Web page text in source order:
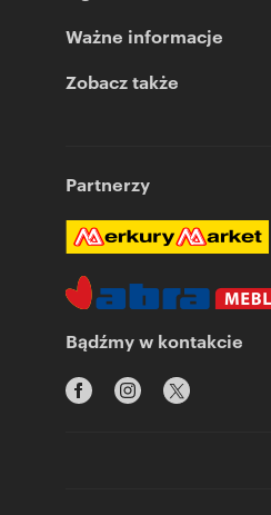
Ważne informacje
Zobacz także
Partnerzy
Bądźmy w kontakcie